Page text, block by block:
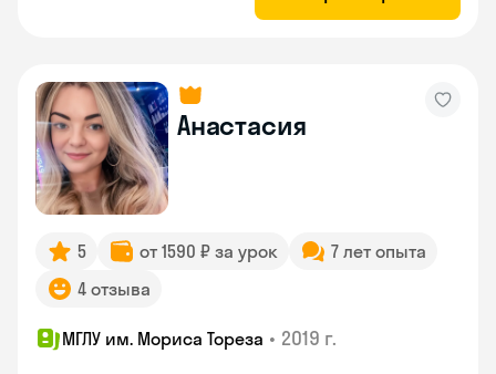
Анастасия
5 от 1590 ₽ за урок
7 лет опыта
4 отзыва
МГЛУ им. Мориса Тореза • 2019 г.